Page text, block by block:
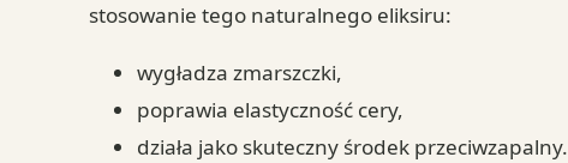
stosowanie tego naturalnego eliksiru:
wygładza zmarszczki,
poprawia elastyczność cery,
działa jako skuteczny środek przeciwzapalny.